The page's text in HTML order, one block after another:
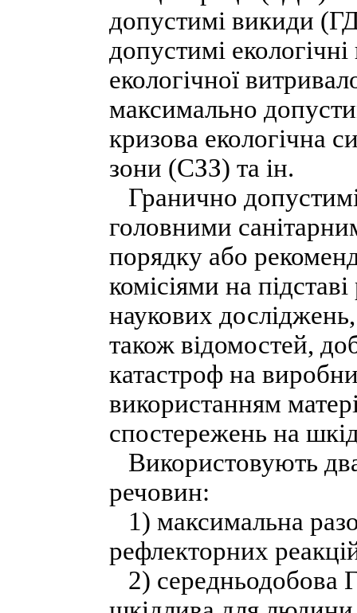
допустимі викиди
допустимі
екологічної
максимально
кризова екологічна
зони (СЗЗ) та ін.
Гранично
головними
порядку або
комісіями на
наукових
також відомостей,
катастроф на
використанням
спостережень на
Використовують
речовин:
1) максимальна
рефлекторних
2) середньодобова